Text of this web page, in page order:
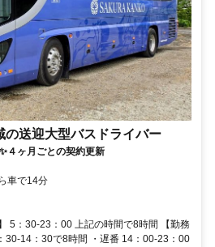
の送迎大型バスドライバー
４ヶ月ごとの契約更新
車で14分
5：30-23：00 上記の時間で8時間 【勤務
30-14：30で8時間 ・遅番 14：00-23：00